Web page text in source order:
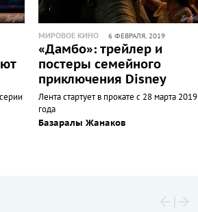
МИРОВОЕ КИНО 6 ФЕВРАЛЯ, 2019
«Дамбо»: трейлер и
постеры семейного
приключения Disney
Лента стартует в прокате с 28 марта 2019
года
Базаралы Жанаков